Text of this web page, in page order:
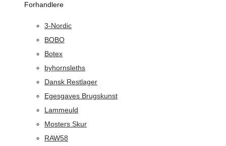
Forhandlere
3-Nordic
BOBO
Botex
byhornsleths
Dansk Restlager
Egesgaves Brugskunst
Lammeuld
Mosters Skur
RAW58